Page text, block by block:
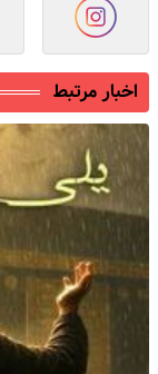
اخبار مرتبط